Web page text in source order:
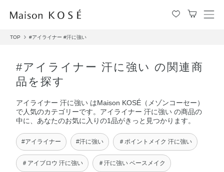
メ
TOP #アイライナー #汗に強い
#アイライナー 汗に強い の関連商
品を探す
アイライナー 汗に強い はMaison KOSÉ（メゾンコーセー）
で人気のカテゴリーです。アイライナー 汗に強い の商品の
中に、あなたのお気に入りの1品がきっと見つかります。
#アイライナー #汗に強い ＃ポイントメイク 汗に強い
＃アイブロウ 汗に強い ＃汗に強い ベースメイク